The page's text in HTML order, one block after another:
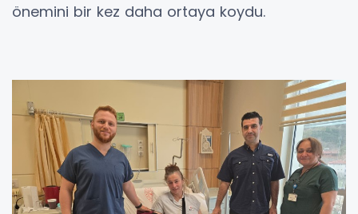
önemini bir kez daha ortaya koydu.